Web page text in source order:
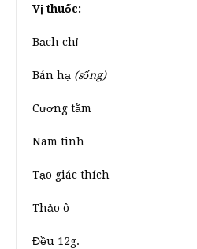
Vị thuốc:
Bạch chỉ
Bán hạ (sống)
Cương tằm
Nam tinh
Tạo giác thích
Thảo ô
Đều 12g.